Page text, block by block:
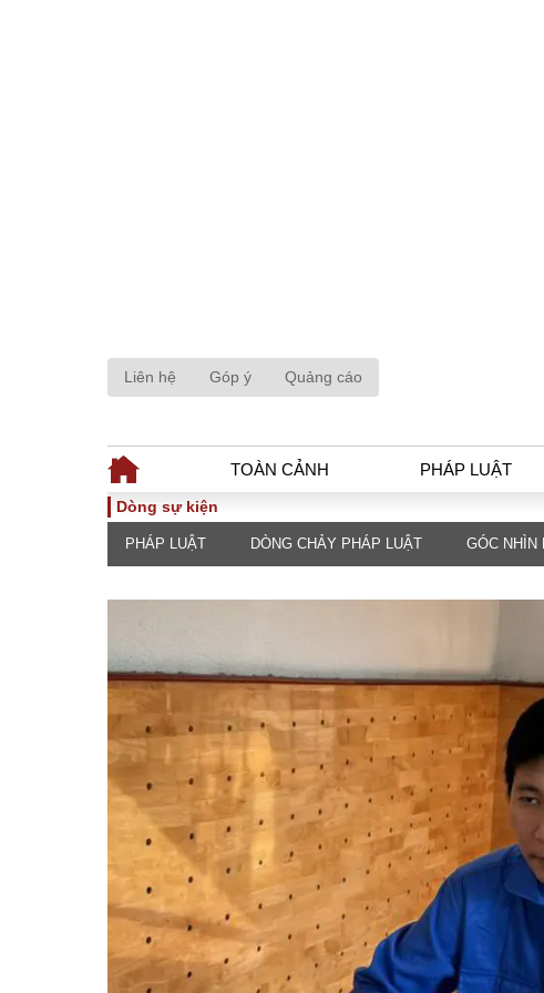
Liên hệ Góp ý Quảng cáo
TOÀN CẢNH PHÁP LUẬT
TOÀN CẢNH
Đối thoại
Thế giới
PHÁP LUẬT
Hồ sơ điều tra
Tiếng nói công
An ninh - Hình
ĐA CHIỀU
Quan điểm
INFOCUS
Dòng sự kiện
PHÁP LUẬT DÒNG CHẢY PHÁP LUẬT GÓC NHÌN